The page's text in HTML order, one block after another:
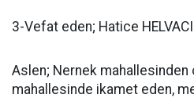
3-Vefat eden; Hatice HELVACI
Aslen; Nernek mahallesinden
mahallesinde ikamet eden,